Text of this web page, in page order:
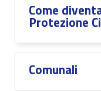
Come
Protezione
Comunali